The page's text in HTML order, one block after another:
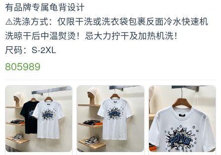
有品牌专属龟背设计
⚠️洗涤方式：仅限干洗或洗衣袋包裹反面冷水快速机
洗晾干后中温熨烫！忌大力拧干及加热机洗！
尺码：S-2XL
805989